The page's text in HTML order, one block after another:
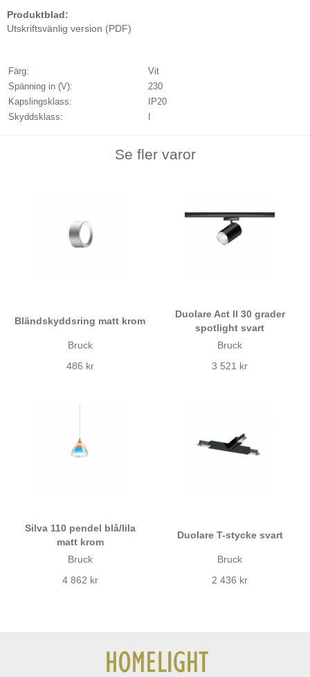
Produktblad:
Utskriftsvänlig version (PDF)
Färg:
Vit
Spänning in (V):
230
Kapslingsklass:
IP20
Skyddsklass:
I
Se fler varor
Bländskyddsring matt krom
Bruck
486 kr
Duolare Act II 30 grader
spotlight svart
Bruck
3 521 kr
Silva 110 pendel blå/lila
matt krom
Bruck
4 862 kr
Duolare T-stycke svart
Bruck
2 436 kr